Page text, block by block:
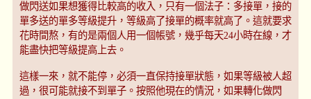
做閃送如果想獲得比較高的收入，只有一個法子：多接單，接的
單多送的單多等級提升，等級高了接單的概率就高了。這就要求
花時間熬，有的是兩個人用一個帳號，幾乎每天24小時在線，才
能盡快把等級提高上去。
這樣一來，就不能停，必須一直保持接單狀態，如果等級被人超
過，很可能就接不到單子。按照他現在的情況，如果轉化做閃